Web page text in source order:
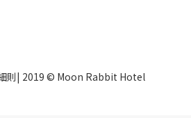
則| 2019 © Moon Rabbit Hotel